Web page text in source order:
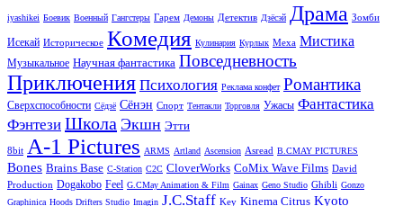
iyashikei Боевик Военный Гангстеры Гарем Демоны Детектив Дзёсэй Драма Зомби
Исекай Историческое Комедия Кулинария Курлык Меха Мистика
Музыкальное Научная фантастика Повседневность
Приключения Психология Реклама конфет Романтика
Сверхспособности Сёдзё Сёнэн Спорт Тентакли Торговля Ужасы Фантастика
Фэнтези Школа Экшн Этти
8bit A-1 Pictures ARMS Artland Ascension Asread B.CMAY PICTURES
Bones Brains Base C-Station C2C CloverWorks CoMix Wave Films David
Production Dogakobo Feel G.CMay Animation & Film Gainax Geno Studio Ghibli Gonzo
Graphinica Hoods Drifters Studio Imagin J.C.Staff Key Kinema Citrus Kyoto